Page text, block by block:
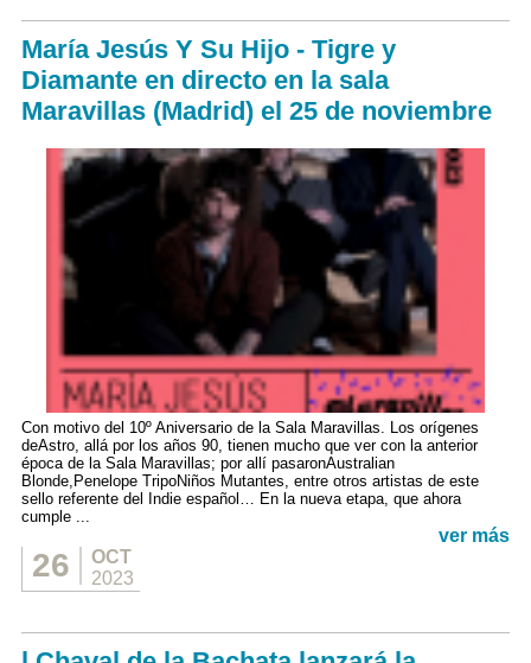
María Jesús Y Su Hijo - Tigre y
Diamante en directo en la sala
Maravillas (Madrid) el 25 de noviembre
Con motivo del 10º Aniversario de la Sala Maravillas. Los orígenes
deAstro, allá por los años 90, tienen mucho que ver con la anterior
época de la Sala Maravillas; por allí pasaronAustralian
Blonde,Penelope TripoNiños Mutantes, entre otros artistas de este
sello referente del Indie español… En la nueva etapa, que ahora
cumple ...
ver más
26
OCT
2023